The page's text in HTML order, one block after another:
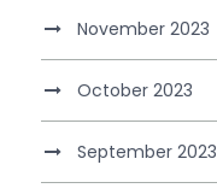
November 2023
October 2023
September 2023